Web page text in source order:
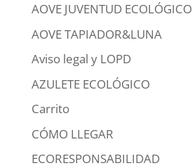
AOVE JUVENTUD ECOLÓGICO
AOVE TAPIADOR&LUNA
Aviso legal y LOPD
AZULETE ECOLÓGICO
Carrito
CÓMO LLEGAR
ECORESPONSABILIDAD